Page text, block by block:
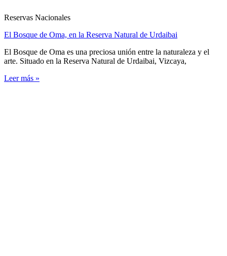
Reservas Nacionales
El Bosque de Oma, en la Reserva Natural de Urdaibai
El Bosque de Oma es una preciosa unión entre la naturaleza y el
arte. Situado en la Reserva Natural de Urdaibai, Vizcaya,
Leer más »